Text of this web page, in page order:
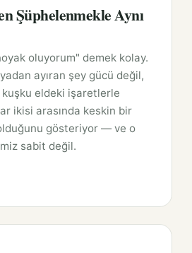
Şüphelenmekle Aynı
oluyorum" demek kolay.
ayıran şey gücü değil,
eldeki işaretlerle
ikisi arasında keskin bir
gösteriyor — ve o
sabit değil.